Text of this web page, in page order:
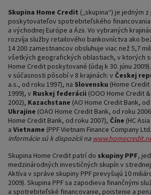
Skupina Home Credit („skupina“) je jedným
poskytovateľov spotrebiteľského
a východnej Európe a Ázii. Vo vybraných
rozvíja služby retailového bankovníctva ako
14 200 zamestnancov obsluhuje viac než 5,7
všetkých geografických oblastiach, v ktorých
Home Credit poskytované (údaj k 30. júnu
v súčasnosti pôsobí v 8 krajinách: v Českej
a.s., od roku 1997), na Slovensku (Home
1999), v Ruskej federácii (OOO Home Credit
2002), Kazachstane (AO Home Credit Bank,
Ukrajine (OAO Home Credit Bank, od roku
Home Credit Bank, od roku 2007), Číne (HC
a Vietname (PPF Vietnam Finance Company
informácie sú k dispozícii na
Skupina Home Credit patrí do skupiny PPF,
medzinárodných investičných skupín v
Aktíva v správe skupiny PPF prevyšujú 10
2009). Skupina PPF sa zapodieva finančnými
a spotrebiteľské financovanie, poistenie a